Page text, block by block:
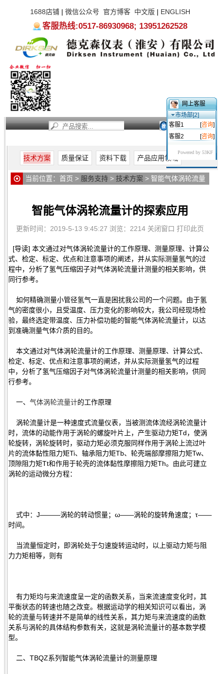
1688店铺| 微信公众号 官方博客 中文版 | ENGLISH
客服热线:0517-86930968; 13951262528
技术方案 质量保证 资料下载 产品应用领域
当前位置： 首页 > 服务支持 > 技术方案 > 智能气体涡轮流量
智能气体涡轮流量计的探索应用
更新时间：2019-5-13 9:45:27 浏览：2214 关闭窗口 打印此页
[导读] 本文通过对气体涡轮流量计的工作原理、测量原理、计算公
式、检定、标定、优点和注意事项的阐述，并从实际测量氢气的过
程中，分析了氢气压缩因子对气体涡轮流量计测量的相关影响，供
同行参考。
如何精确测量小管径氢气一直是困扰我公司的一个问题。由于氢
气的密度很小，且受温度、压力变化的影响较大，我公司经现场检
验，最终选定带温度、压力补偿功能的智能气体涡轮流量计，以达
到准确测量气体介质的目的。
本文通过对气体涡轮流量计的工作原理、测量原理、计算公式、
检定、标定、优点和注意事项的阐述，并从实际测量氢气的过程
中，分析了氢气压缩因子对气体涡轮流量计测量的相关影响，供同
行参考。
一、 气体涡轮流量计的工作原理
涡轮流量计是一种速度式流量仪表，当被测流体流经涡轮流量计
时，流体的动能作用于涡轮的螺旋叶片上，产生驱动力矩Td，使涡
轮旋转，涡轮旋转时，驱动力矩必须克服同样作用于涡轮上流过叶
片的流体黏性阻力矩Ti、轴承阻力矩Tb、轮壳端部摩擦阻力矩Tw、
顶隙阻力矩Tt和作用于轮壳的流体黏性摩擦阻力矩Th。由此可建立
涡轮的运动微分方程：
式中：J———涡轮的转动惯量；ω——涡轮的旋转角速度；τ——
时间。
当流量恒定时，即涡轮处于匀速旋转运动时，以上驱动力矩与阻
力力矩相等，则有
有力矩均与来流速度呈一定的函数关系，当来流速度变化时，其
平衡状态的转速也随之改变。根据运动学的相关知识可以看出，涡
轮的流量与转速并不是简单的线性关系，其力矩与来流速度的函数
关系与涡轮的具体结构参数有关，这就是涡轮流量计的基本数学模
型。
二、TBQZ系列智能气体涡轮流量计的测量原理
网上客服
市场部[2]
客服1
[咨询]
客服2
[咨询]
Powered by 53KF